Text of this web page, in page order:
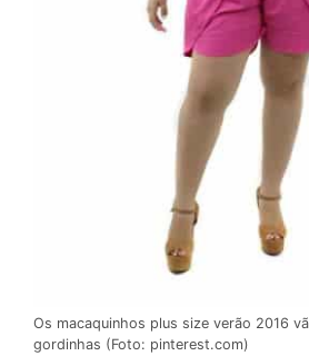
Os macaquinhos plus size verão 2016
gordinhas (Foto: pinterest.com)